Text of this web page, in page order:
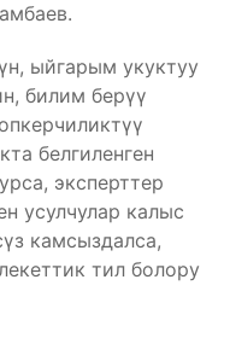
ыйгарым укуктуу
билим берүү
белгиленген
эксперттер
усулчулар калыс
камсыздалса,
тил болору